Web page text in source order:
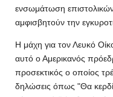
ενσωμάτωση
αμφισβητούν την
Η μάχη για τον Λευκό
αυτό ο Αμερικανός
προσεκτικός ο οποίος
δηλώσεις όπως "Θα